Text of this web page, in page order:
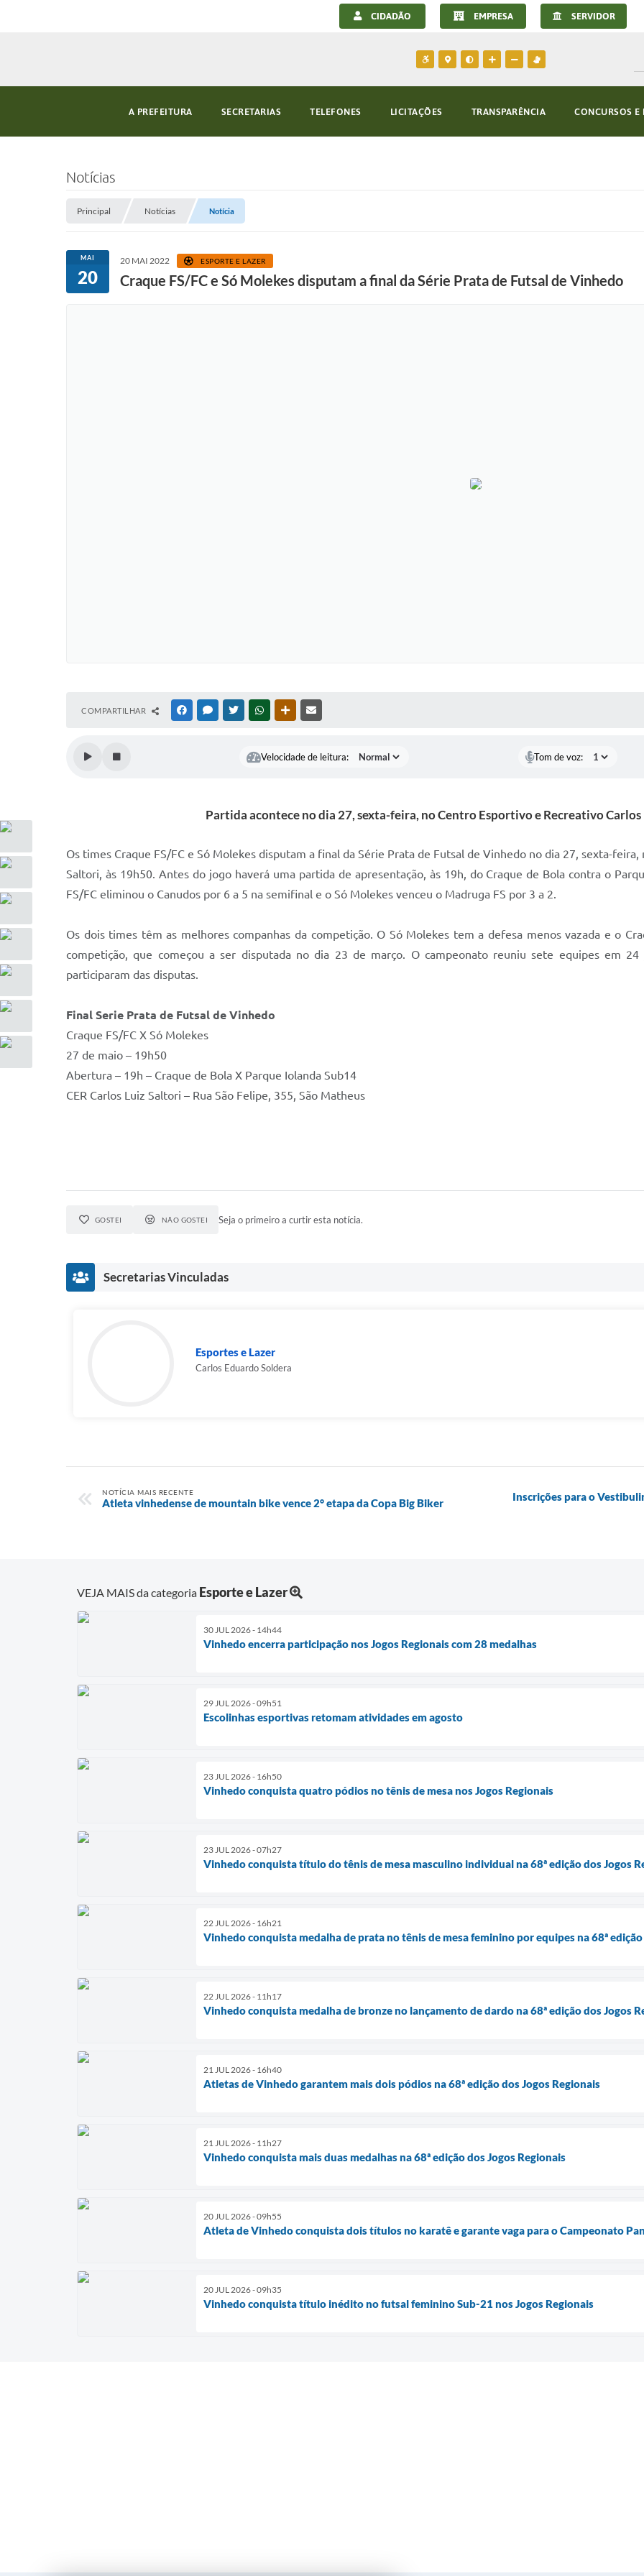
CIDADÃO EMPRESA SERVIDOR
A PREFEITURA SECRETARIAS TELEFONES LICITAÇÕES TRANSPARÊNCIA CONCURSOS E
Notícias
Principal Notícias Notícia
MAI
20
20 MAI 2022 ESPORTE E LAZER
Craque FS/FC e Só Molekes disputam a final da Série Prata de Futsal de Vinhedo
COMPARTILHAR FACEBOOKMESSENGER
TWITTERWHATSAPPOUTRAS MÍDIAS
Velocidade de leitura: Tom de voz:
Partida acontece no dia 27, sexta-feira, no Centro Esportivo e Recreativo
Os times Craque FS/FC e Só Molekes disputam a final da Série Prata de Futsal de Vinhedo no dia 27, sexta-
Saltori, às 19h50. Antes do jogo haverá uma partida de apresentação, às 19h, do Craque de Bola contra o
FS/FC eliminou o Canudos por 6 a 5 na semifinal e o Só Molekes venceu o Madruga FS por 3 a 2.
Os dois times têm as melhores companhas da competição. O Só Molekes tem a defesa menos vazada e o
competição, que começou a ser disputada no dia 23 de março. O campeonato reuniu sete equipes em
participaram das disputas.
Final Serie Prata de Futsal de Vinhedo
Craque FS/FC X Só Molekes
27 de maio – 19h50
Abertura – 19h – Craque de Bola X Parque Iolanda Sub14
CER Carlos Luiz Saltori – Rua São Felipe, 355, São Matheus
GOSTEI NÃO GOSTEI Seja o primeiro a curtir esta notícia.
Secretarias Vinculadas
Esportes e Lazer
Carlos Eduardo Soldera
NOTÍCIA MAIS RECENTE
Atleta vinhedense de mountain bike vence 2° etapa da Copa Big Biker
Inscrições para o
VEJA MAIS da categoria Esporte e Lazer
30 JUL 2026 - 14h44
Vinhedo encerra participação nos Jogos Regionais com 28 medalhas
29 JUL 2026 - 09h51
Escolinhas esportivas retomam atividades em agosto
23 JUL 2026 - 16h50
Vinhedo conquista quatro pódios no tênis de mesa nos Jogos Regionais
23 JUL 2026 - 07h27
Vinhedo conquista título do tênis de mesa masculino individual na 68ª edição dos Jogos
22 JUL 2026 - 16h21
Vinhedo conquista medalha de prata no tênis de mesa feminino por equipes na 68ª
22 JUL 2026 - 11h17
Vinhedo conquista medalha de bronze no lançamento de dardo na 68ª edição dos Jogos
21 JUL 2026 - 16h40
Atletas de Vinhedo garantem mais dois pódios na 68ª edição dos Jogos Regionais
21 JUL 2026 - 11h27
Vinhedo conquista mais duas medalhas na 68ª edição dos Jogos Regionais
20 JUL 2026 - 09h55
Atleta de Vinhedo conquista dois títulos no karatê e garante vaga para o Campeonato
20 JUL 2026 - 09h35
Vinhedo conquista título inédito no futsal feminino Sub-21 nos Jogos Regionais